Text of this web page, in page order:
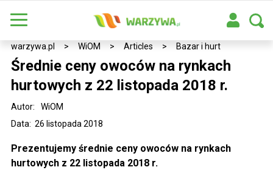
warzywa.pl > WiOM > Articles > Bazar i hurt
Średnie ceny owoców na rynkach
hurtowych z 22 listopada 2018 r.
Data: 26 listopada 2018
Autor: WiOM
Prezentujemy średnie ceny owoców na rynkach
hurtowych z 22 listopada 2018 r.